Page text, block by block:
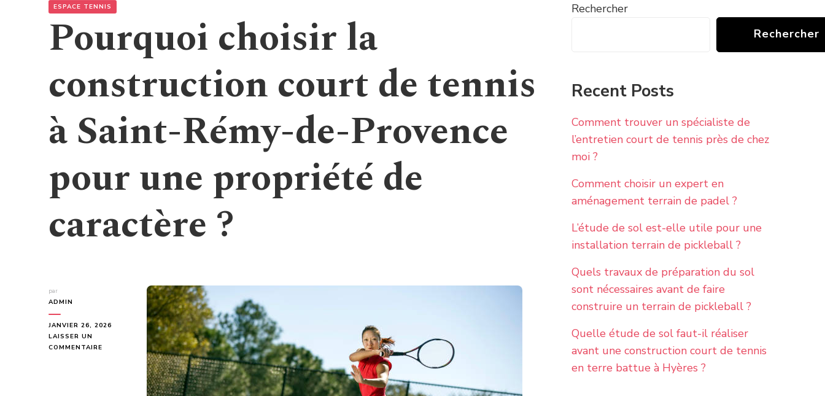
ESPACE TENNIS
Pourquoi choisir la
construction court de tennis
à Saint-Rémy-de-Provence
pour une propriété de
caractère ?
par
ADMIN
JANVIER 26, 2026
LAISSER UN
COMMENTAIRE
CONSTRUCTION
Rechercher
Rechercher
Recent Posts
Comment trouver un spécialiste de
l’entretien court de tennis près de chez
moi ?
Comment choisir un expert en
aménagement terrain de padel ?
L’étude de sol est-elle utile pour une
installation terrain de pickleball ?
Quels travaux de préparation du sol
sont nécessaires avant de faire
construire un terrain de pickleball ?
Quelle étude de sol faut-il réaliser
avant une construction court de tennis
en terre battue à Hyères ?